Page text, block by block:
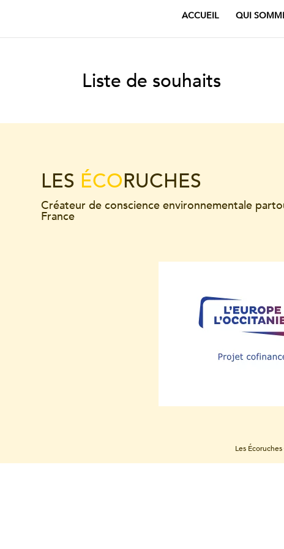
ACCUEIL QUI
Liste de souhaits
LES ÉCORUCHES
Créateur de conscience environnementale
France
Les